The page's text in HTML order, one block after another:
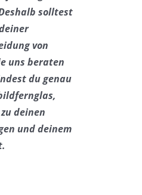
solltest
von
uns beraten
du genau
deinen
und deinem